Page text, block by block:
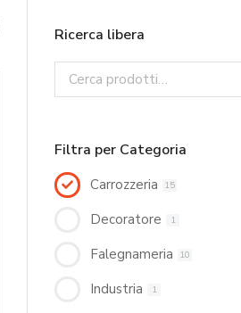
Ricerca libera
Filtra per Categoria
Carrozzeria 15
Decoratore 1
Falegnameria 10
Industria 1